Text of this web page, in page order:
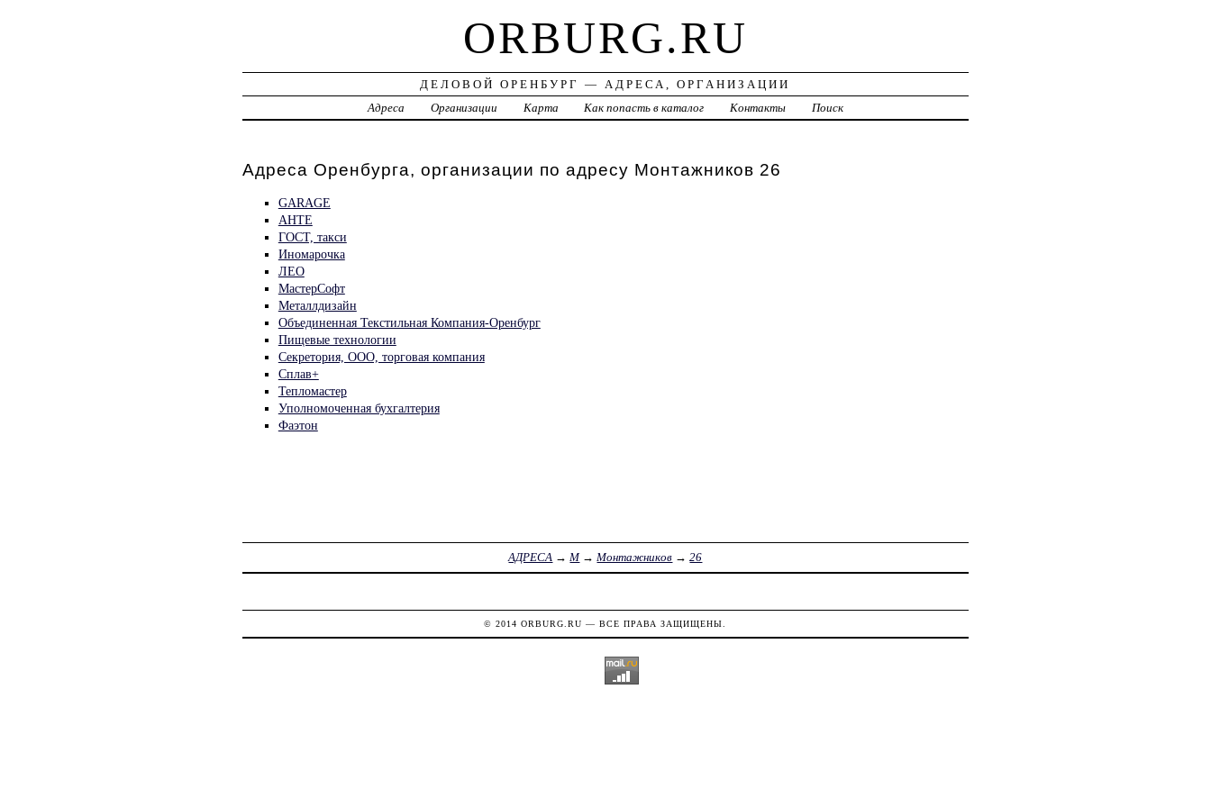
ORBURG.RU
ДЕЛОВОЙ ОРЕНБУРГ — АДРЕСА, ОРГАНИЗАЦИИ
Адреса
Организации Карта Как попасть в каталог Контакты Поиск
Адреса Оренбурга, организации по адресу Монтажников 26
GARAGE
АНТЕ
ГОСТ, такси
Иномарочка
ЛЕО
МастерСофт
Металлдизайн
Объединенная Текстильная Компания-Оренбург
Пищевые технологии
Секретория, ООО, торговая компания
Сплав+
Тепломастер
Уполномоченная бухгалтерия
Фаэтон
АДРЕСА →М→Монтажников →26
© 2014ORBURG.RU — ВСЕ ПРАВА ЗАЩИЩЕНЫ.